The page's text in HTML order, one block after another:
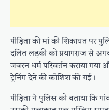
पीड़िता की मां की शिकायत पर
दलित लड़की को प्रयागराज से
जबरन धर्म परिवर्तन कराया
ट्रेनिंग देने की कोशिश की गई।
पीड़िता ने पुलिस को बताया कि